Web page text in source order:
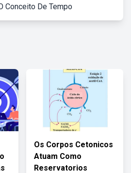
Conceito De Tempo
Os Corpos Cetonicos
Atuam Como
Reservatorios